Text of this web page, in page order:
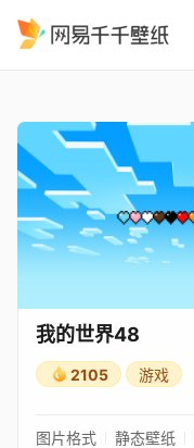
我的世界48
2105 游戏
图片格式 静态壁纸